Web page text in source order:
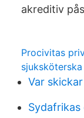
akreditiv
Procivitas
Var